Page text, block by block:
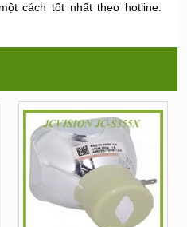
cách tốt nhất theo hotline: